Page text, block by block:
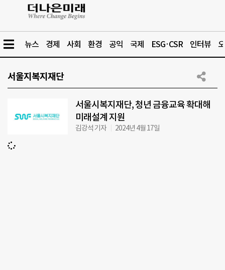
뉴스 경제 사회 환경 공익 국제 ESG·CSR 인터뷰
서울지복지재단
서울시복지재단, 청년 금융교육 확대해
미래설계 지원
김강석 기자 2024년 4월 17일